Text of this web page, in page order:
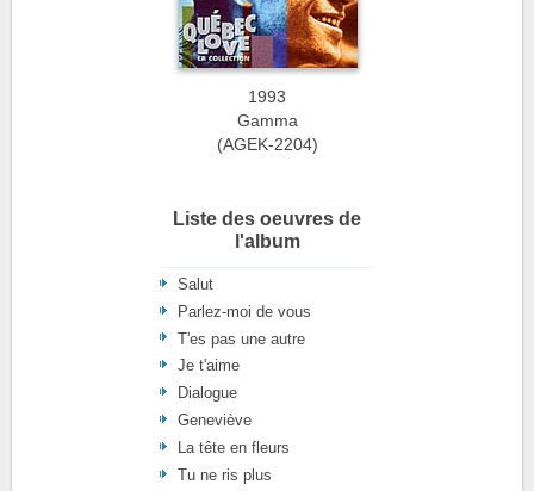
1993
Gamma
(AGEK-2204)
Liste des oeuvres de
l'album
Salut
Parlez-moi de vous
T'es pas une autre
Je t'aime
Dialogue
Geneviève
La tête en fleurs
Tu ne ris plus